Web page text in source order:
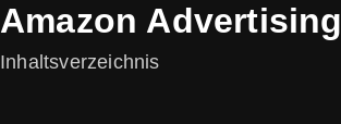
Amazon Advertising
Inhaltsverzeichnis